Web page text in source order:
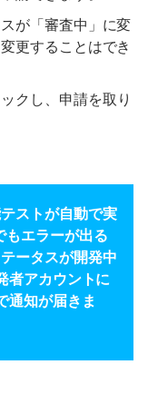
が「審査中」に変
更することはでき
クし、申請を取り
ストが自動で実
もエラーが出る
ータスが開発中
者アカウントに
通知が届きま